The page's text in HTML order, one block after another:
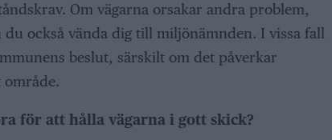
Om vägarna orsakar andra problem,
också vända dig till miljönämnden. I vissa fall
beslut, särskilt om det påverkar
område.
för att hålla vägarna i gott skick?